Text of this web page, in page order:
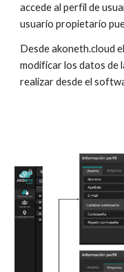
accede al perfil de
usuario propietario
Desde akoneth.cloud
modificar los datos de
realizar desde el